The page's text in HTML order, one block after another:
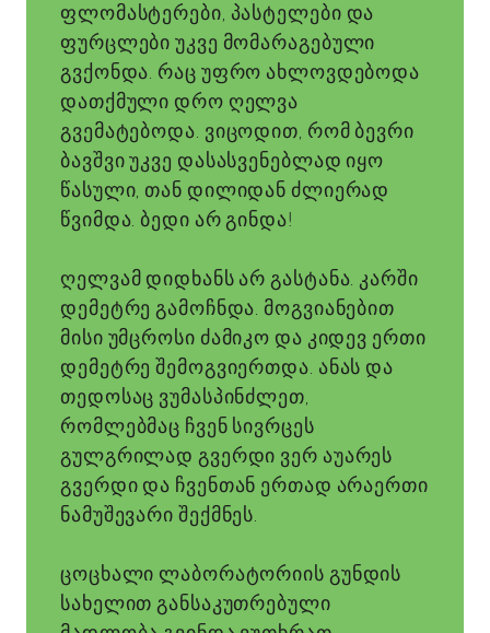
ფლომასტერები, პასტელები და
ფურცლები უკვე მომარაგებული
გვქონდა. რაც უფრო ახლოვდებოდა
დათქმული დრო ღელვა
გვემატებოდა. ვიცოდით, რომ ბევრი
ბავშვი უკვე დასასვენებლად იყო
წასული, თან დილიდან ძლიერად
წვიმდა. ბედი არ გინდა!
ღელვამ დიდხანს არ გასტანა. კარში
დემეტრე გამოჩნდა. მოგვიანებით
მისი უმცროსი ძამიკო და კიდევ ერთი
დემეტრე შემოგვიერთდა. ანას და
თედოსაც ვუმასპინძლეთ,
რომლებმაც ჩვენ სივრცეს
გულგრილად გვერდი ვერ აუარეს
გვერდი და ჩვენთან ერთად არაერთი
ნამუშევარი შექმნეს.
ცოცხალი ლაბორატორიის გუნდის
სახელით განსაკუთრებული